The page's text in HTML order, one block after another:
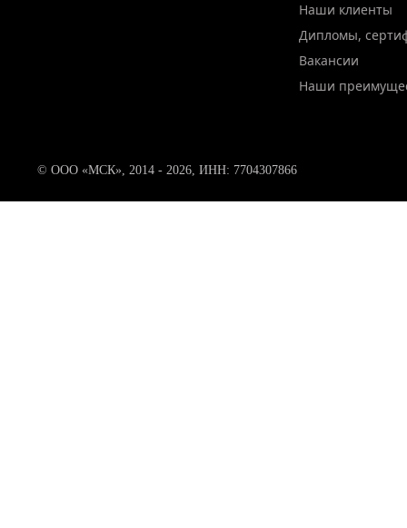
Наши клиенты
Дипломы,
Вакансии
Наши
© ООО «МСК», 2014 - 2026, ИНН: 7704307866